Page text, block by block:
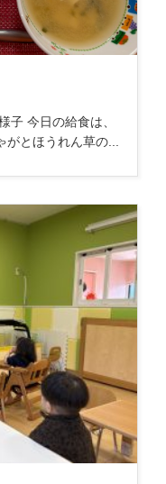
今日の給食は、
とほうれん草の...